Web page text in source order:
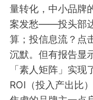
量转化，中小品牌
案发愁——投头部
算；投信息流？点
沉默。但有报告显
「素人矩阵」实
ROI（投入产出比
公众号接单
有赚资讯
深度观察